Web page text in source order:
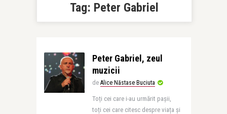
Tag: Peter Gabriel
Peter Gabriel, zeul
muzicii
de Alice Năstase Buciuta
Toți cei care i-au urmărit pașii,
toți cei care citesc despre viața și